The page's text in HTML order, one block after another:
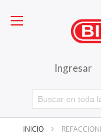
Ingresar
INICIO